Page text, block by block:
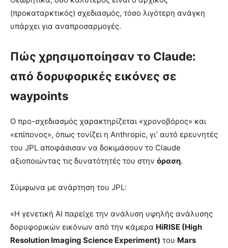
(προκαταρκτικός) σχεδιασμός, τόσο λιγότερη ανάγκη
υπάρχει για αναπροσαρμογές.
Πώς χρησιμοποίησαν το Claude:
από δορυφορικές εικόνες σε
waypoints
Ο προ-σχεδιασμός χαρακτηρίζεται «χρονοβόρος» και
«επίπονος», όπως τονίζει η Anthropic, γι’ αυτό ερευνητές
του JPL αποφάσισαν να δοκιμάσουν το Claude
αξιοποιώντας τις δυνατότητές του στην όραση.
Σύμφωνα με ανάρτηση του JPL:
«Η γενετική AI παρείχε την ανάλυση υψηλής ανάλυσης
δορυφορικών εικόνων από την κάμερα HiRISE (High
Resolution Imaging Science Experiment) του Mars